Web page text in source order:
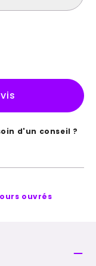
d'un conseil ?
ouvrés